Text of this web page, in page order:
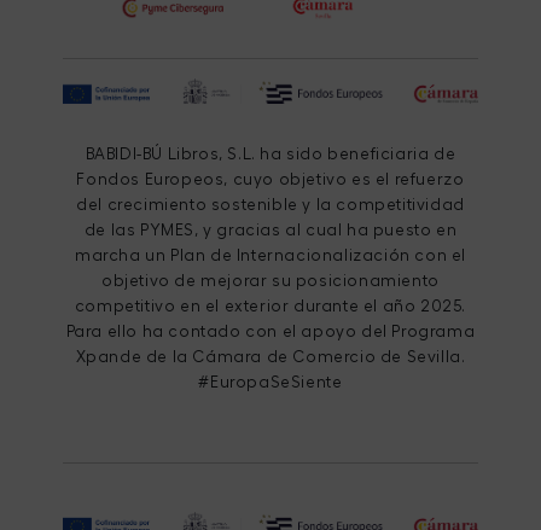
BABIDI-BÚ Libros, S.L. ha sido beneficiaria de
Fondos Europeos, cuyo objetivo es el refuerzo
del crecimiento sostenible y la competitividad
de las PYMES, y gracias al cual ha puesto en
marcha un Plan de Internacionalización con el
objetivo de mejorar su posicionamiento
competitivo en el exterior durante el año 2025.
Para ello ha contado con el apoyo del Programa
Xpande de la Cámara de Comercio de Sevilla.
#EuropaSeSiente